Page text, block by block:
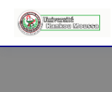
content